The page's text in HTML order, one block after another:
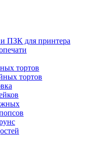
ПЗК для принтера
тортов
тортов